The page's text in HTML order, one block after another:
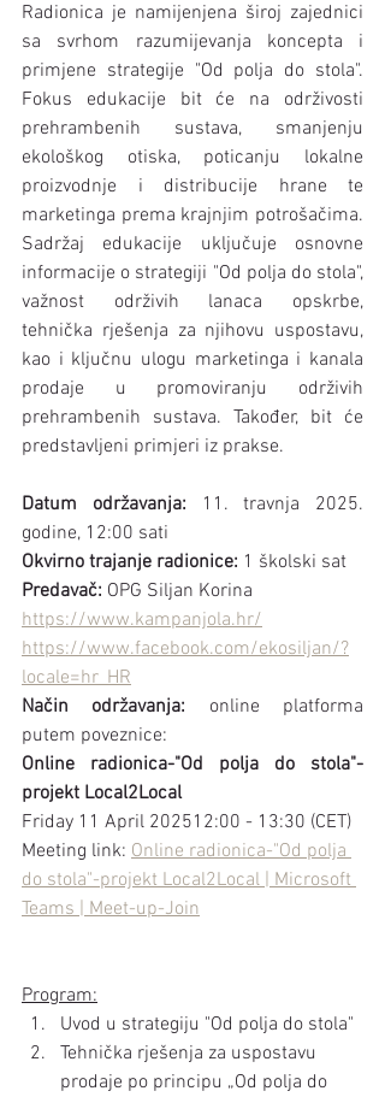
Radionica je namijenjena široj zajednici
sa svrhom razumijevanja koncepta i
primjene strategije "Od polja do stola".
Fokus edukacije bit će na održivosti
prehrambenih sustava, smanjenju
ekološkog otiska, poticanju lokalne
proizvodnje i distribucije hrane te
marketinga prema krajnjim potrošačima.
Sadržaj edukacije uključuje osnovne
informacije o strategiji "Od polja do stola",
važnost održivih lanaca opskrbe,
tehnička rješenja za njihovu uspostavu,
kao i ključnu ulogu marketinga i kanala
prodaje u promoviranju održivih
prehrambenih sustava. Također, bit će
predstavljeni primjeri iz prakse.
Datum održavanja: 11. travnja 2025.
godine, 12:00 sati
Okvirno trajanje radionice: 1 školski sat
Predavač: OPG Siljan Korina
https://www.kampanjola.hr/
https://www.facebook.com/ekosiljan/?
locale=hr_HR
Način održavanja: online platforma
putem poveznice:
Online radionica-"Od polja do stola"-
projekt Local2Local
Friday 11 April 202512:00 - 13:30 (CET)
Meeting link: Online radionica-"Od polja
do stola"-projekt Local2Local | Microsoft
Teams | Meet-up-Join
Program:
Uvod u strategiju "Od polja do stola"
Tehnička rješenja za uspostavu
prodaje po principu „Od polja do